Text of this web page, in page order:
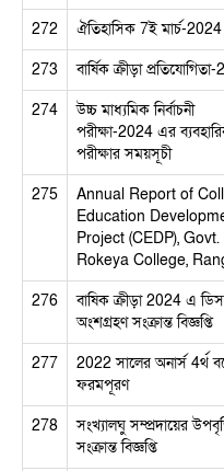
272 ঐতিহাসিক 7ই মার্চ-2024
273
বার্ষিক ক্রীড়া
274
উচ্চ মাধ্যমিক নির্বাচনী
পরীক্ষা-2024 এর
পরীক্ষার সময়সূচী
275
Annual Report of
Education
Project (CEDP),
Rokeya College,
276
বাষিক ক্রীড়া 2024 এ
অংশগ্রহণ সংক্রান্ত বিজ্ঞপ্তি
277
2022 সালের অনার্স 4র্থ
ফরমপূরণ
278
সংখ্যালঘু সম্প্রদায়ের
সংক্রান্ত বিজ্ঞপ্তি